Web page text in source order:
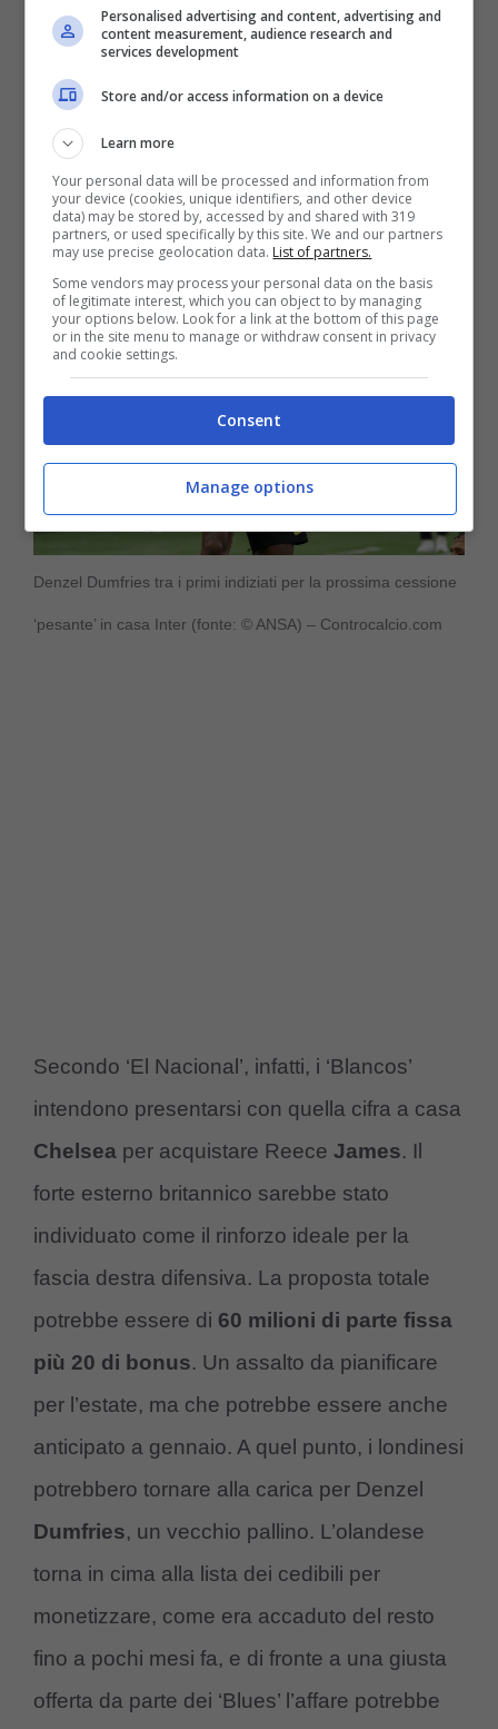
succedendo
In questo senso, occhio alle mosse del Real
Madrid, che sta preparando un colpo da
milioni di euro
. Un affare che riguarda assai
da vicino l’Inter.
Denzel Dumfries tra i primi indiziati per la prossima cessione
‘pesante’ in casa Inter (fonte: © ANSA) – Controcalcio.com
Secondo ‘El Nacional’, infatti, i ‘Blancos’
intendono presentarsi con quella cifra a casa
Chelsea per acquistare Reece James. Il
forte esterno britannico sarebbe stato
individuato come il rinforzo ideale per la
fascia destra difensiva. La proposta totale
potrebbe essere di 60 milioni di parte fissa
più 20 di bonus. Un assalto da pianificare
per l’estate, ma che potrebbe essere anche
anticipato a gennaio. A quel punto, i londinesi
potrebbero tornare alla carica per Denzel
Dumfries, un vecchio pallino. L’olandese
torna in cima alla lista dei cedibili per
monetizzare, come era accaduto del resto
fino a pochi mesi fa, e di fronte a una giusta
offerta da parte dei ‘Blues’ l’affare potrebbe
Personalised advertising and content, advertising and
content measurement, audience research and
services development
Store and/or access information on a device
Learn more
Your personal data will be processed and information from
your device (cookies, unique identifiers, and other device
data) may be stored by, accessed by and shared with 319
partners, or used specifically by this site. We and our partners
may use precise geolocation data. List of partners.
Some vendors may process your personal data on the basis
of legitimate interest, which you can object to by managing
your options below. Look for a link at the bottom of this page
or in the site menu to manage or withdraw consent in privacy
and cookie settings.
Consent
Manage options